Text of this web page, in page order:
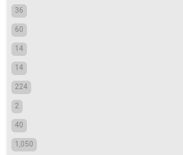
36
60
14
14
224
2
40
1,050